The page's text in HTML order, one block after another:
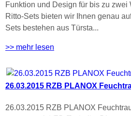
Funktion und Design für bis zu zwei
Ritto-Sets bieten wir Ihnen genau
Sets bestehen aus Türsta...
>> mehr lesen
26.03.2015 RZB PLANOX
26.03.2015 RZB PLANOX